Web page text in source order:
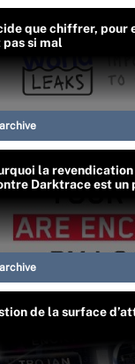
que chiffrer, pour
pas si mal
la revendication
Darktrace est un
de la surface